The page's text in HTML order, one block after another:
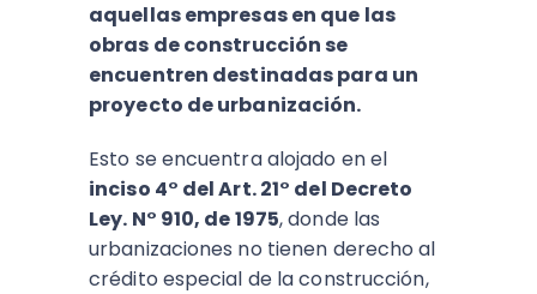
aquellas empresas en que las
obras de construcción se
encuentren destinadas para un
proyecto de urbanización.
Esto se encuentra alojado en el
inciso 4° del Art. 21° del Decreto
Ley. N° 910, de 1975, donde las
urbanizaciones no tienen derecho al
crédito especial de la construcción,